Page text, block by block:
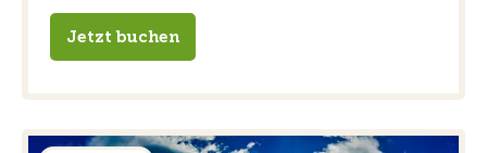
Jetzt buchen